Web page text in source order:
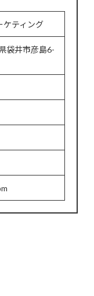
ケティング
袋井市彦島6-